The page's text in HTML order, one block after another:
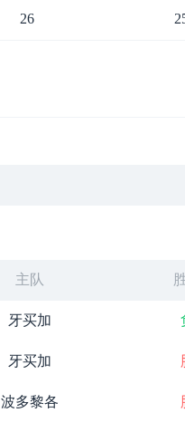
26
主队
牙买加
牙买加
波多黎各